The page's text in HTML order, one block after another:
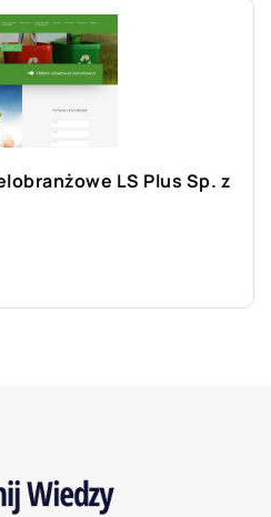
LS Plus Sp. z